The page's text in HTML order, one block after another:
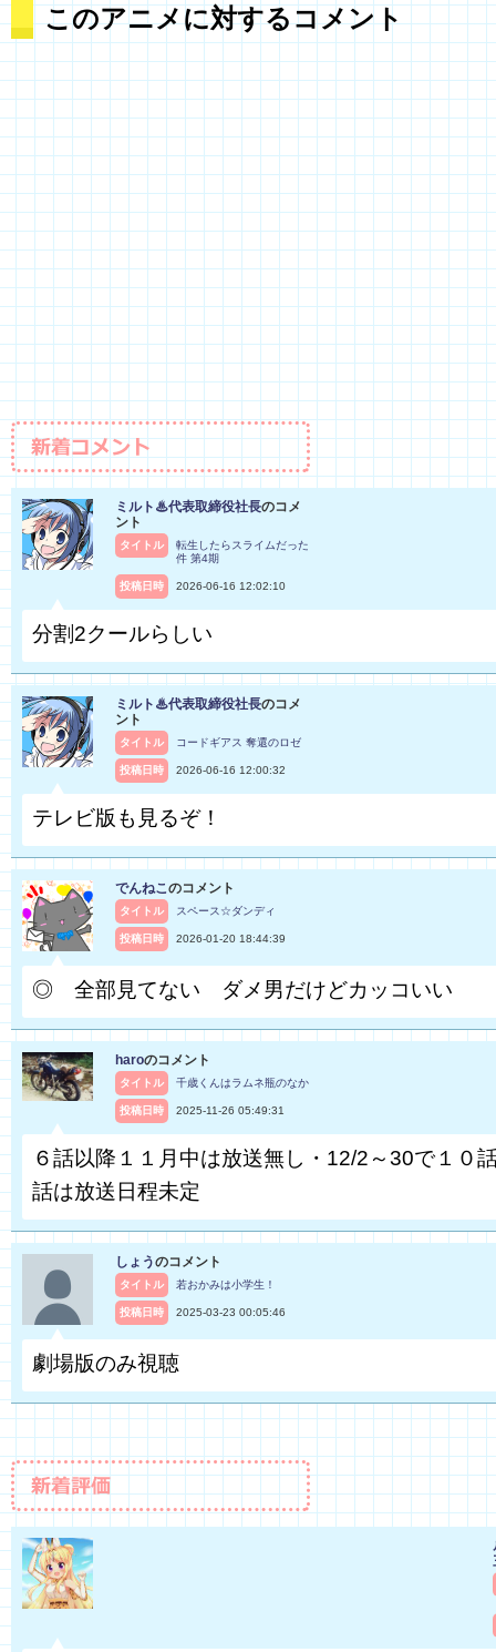
このアニメに対するコメント
ミルト♨代表取締役社長のコメ
ント
タイトル
転生したらスライムだった
件 第4期
投稿日時 2026-06-16 12:02:10
分割2クールらしい
ミルト♨代表取締役社長のコメ
ント
タイトル コードギアス 奪還のロゼ
投稿日時 2026-06-16 12:00:32
テレビ版も見るぞ！
でんねこのコメント
タイトル スペース☆ダンディ
投稿日時 2026-01-20 18:44:39
◎ 全部見てない ダメ男だけどカッコいい
haroのコメント
タイトル 千歳くんはラムネ瓶のなか
投稿日時 2025-11-26 05:49:31
６話以降１１月中は放送無し・12/2～30で１０
話は放送日程未定
しょうのコメント
タイトル 若おかみは小学生！
投稿日時 2025-03-23 00:05:46
劇場版のみ視聴